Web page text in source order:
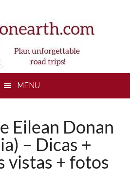
MENU
Eilean Donan
– Dicas +
vistas + fotos